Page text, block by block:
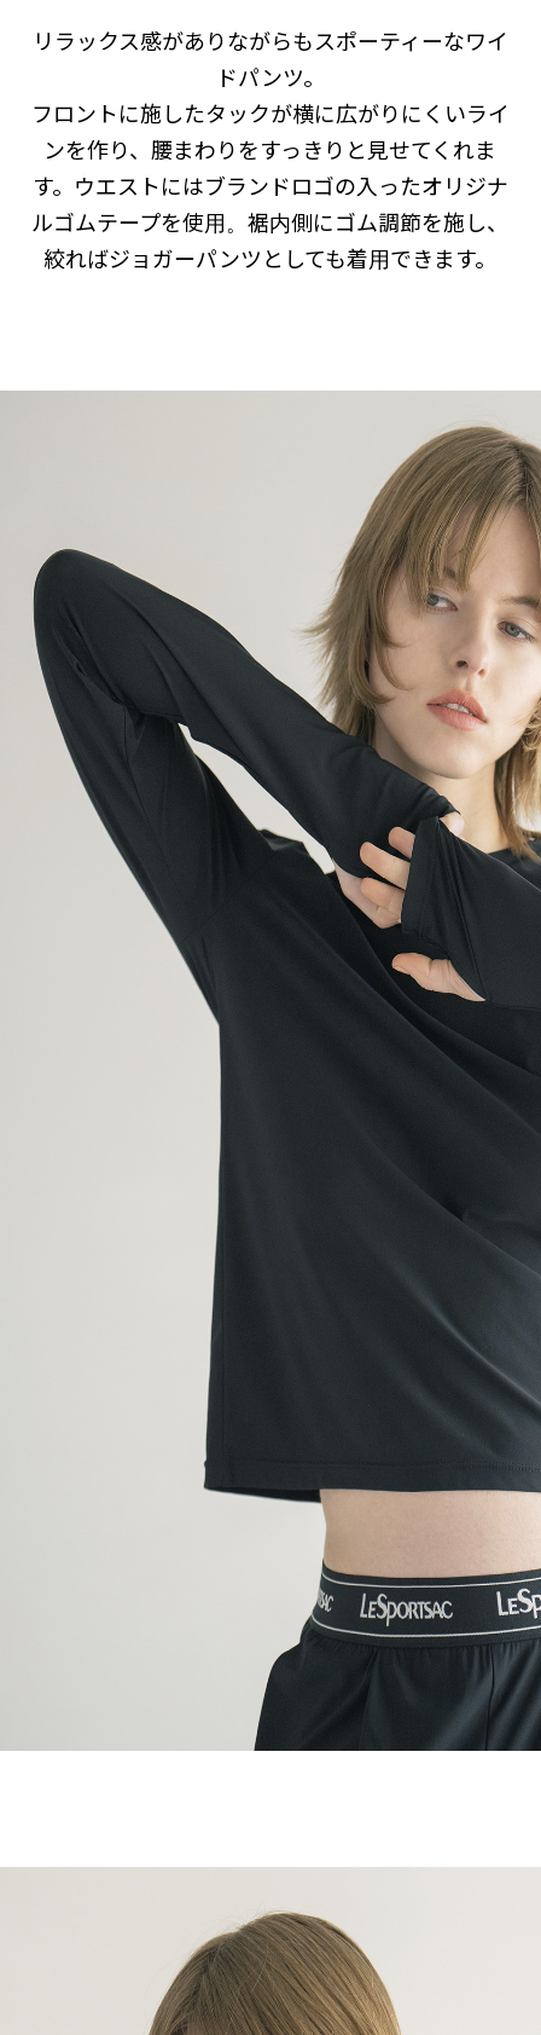
リラックス感がありながらもスポーティーなワイ
ドパンツ。
フロントに施したタックが横に広がりにくいライ
ンを作り、腰まわりをすっきりと見せてくれま
す。ウエストにはブランドロゴの入ったオリジナ
ルゴムテープを使用。裾内側にゴム調節を施し、
絞ればジョガーパンツとしても着用できます。